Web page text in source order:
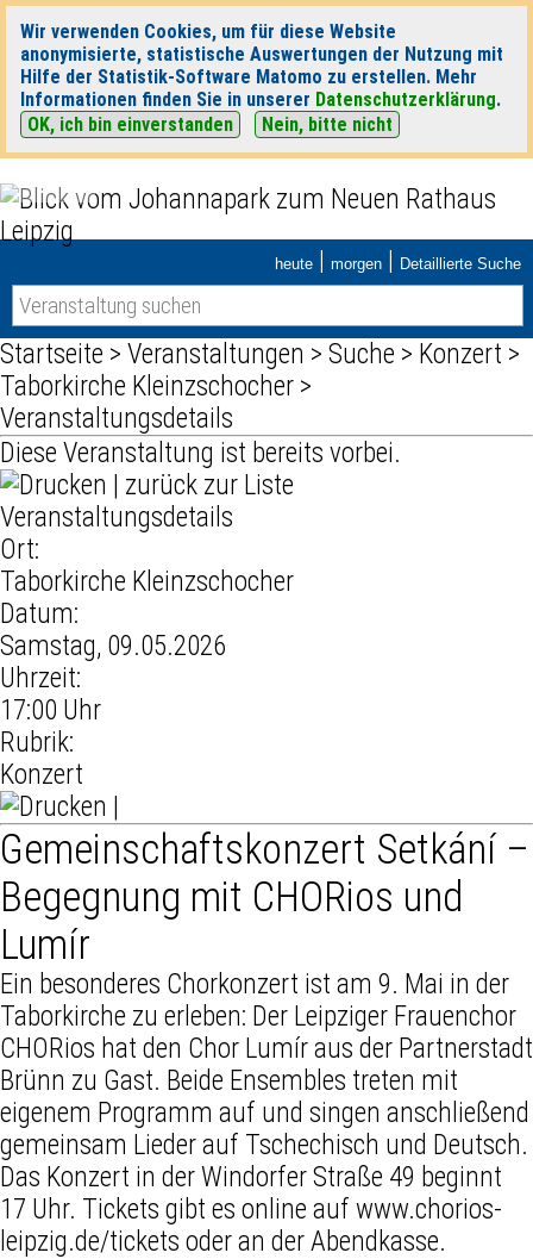
Wir verwenden Cookies, um für diese Website
anonymisierte, statistische Auswertungen der Nutzung mit
Hilfe der Statistik-Software Matomo zu erstellen. Mehr
Informationen finden Sie in unserer Datenschutzerklärung.
OK, ich bin einverstanden
Nein, bitte nicht
heute | morgen | Detaillierte Suche
Startseite > Veranstaltungen > Suche > Konzert >
Taborkirche Kleinzschocher >
Veranstaltungsdetails
Diese Veranstaltung ist bereits vorbei.
zurück zur Liste
Veranstaltungsdetails
Ort:
Taborkirche Kleinzschocher
Datum:
Samstag, 09.05.2026
Uhrzeit:
17:00 Uhr
Rubrik:
Konzert
Gemeinschaftskonzert Setkání –
Begegnung mit CHORios und
Lumír
Ein besonderes Chorkonzert ist am 9. Mai in der
Taborkirche zu erleben: Der Leipziger Frauenchor
CHORios hat den Chor Lumír aus der Partnerstadt
Brünn zu Gast. Beide Ensembles treten mit
eigenem Programm auf und singen anschließend
gemeinsam Lieder auf Tschechisch und Deutsch.
Das Konzert in der Windorfer Straße 49 beginnt
17 Uhr. Tickets gibt es online auf www.chorios-
leipzig.de/tickets oder an der Abendkasse.